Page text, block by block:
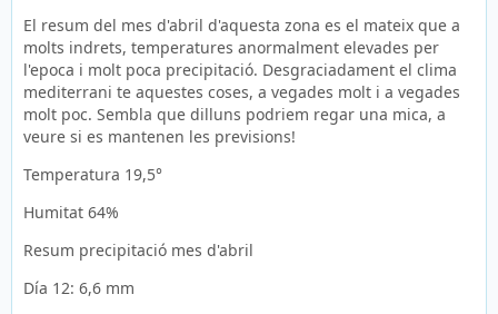
El resum del mes d'abril d'aquesta zona es el mateix que a
molts indrets, temperatures anormalment elevades per
l'epoca i molt poca precipitació. Desgraciadament el clima
mediterrani te aquestes coses, a vegades molt i a vegades
molt poc. Sembla que dilluns podriem regar una mica, a
veure si es mantenen les previsions!
Temperatura 19,5°
Humitat 64%
Resum precipitació mes d'abril
Día 12: 6,6 mm